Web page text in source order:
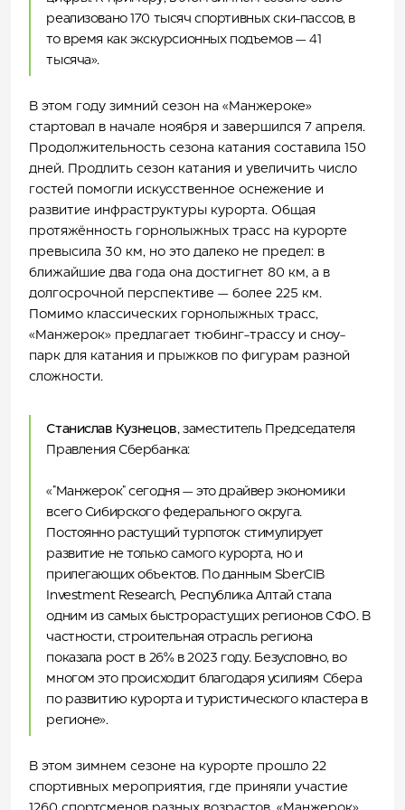
реализовано 170 тысяч спортивных ски-пассов, в
то время как экскурсионных подъемов — 41
тысяча».
В этом году зимний сезон на «Манжероке»
стартовал в начале ноября и завершился 7 апреля.
Продолжительность сезона катания составила 150
дней. Продлить сезон катания и увеличить число
гостей помогли искусственное оснежение и
развитие инфраструктуры курорта. Общая
протяжённость горнолыжных трасс на курорте
превысила 30 км, но это далеко не предел: в
ближайшие два года она достигнет 80 км, а в
долгосрочной перспективе — более 225 км.
Помимо классических горнолыжных трасс,
«Манжерок» предлагает тюбинг-трассу и сноу-
парк для катания и прыжков по фигурам разной
сложности.
Станислав Кузнецов, заместитель Председателя
Правления Сбербанка:
«″Манжерок″ сегодня — это драйвер экономики
всего Сибирского федерального округа.
Постоянно растущий турпоток стимулирует
развитие не только самого курорта, но и
прилегающих объектов. По данным SberCIB
Investment Research, Республика Алтай стала
одним из самых быстрорастущих регионов СФО. В
частности, строительная отрасль региона
показала рост в 26% в 2023 году. Безусловно, во
многом это происходит благодаря усилиям Сбера
по развитию курорта и туристического кластера в
регионе».
В этом зимнем сезоне на курорте прошло 22
спортивных мероприятия, где приняли участие